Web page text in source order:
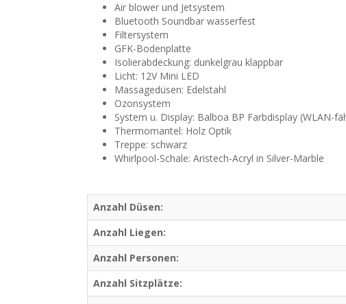
Air blower und Jetsystem
Bluetooth Soundbar wasserfest
Filtersystem
GFK-Bodenplatte
Isolierabdeckung: dunkelgrau klappbar
Licht: 12V Mini LED
Massagedüsen: Edelstahl
Ozonsystem
System u. Display: Balboa BP Farbdisplay (WLAN-
Thermomantel: Holz Optik
Treppe: schwarz
Whirlpool-Schale: Aristech-Acryl in Silver-Marble
Anzahl Düsen:
Anzahl Liegen:
Anzahl Personen:
Anzahl Sitzplätze: